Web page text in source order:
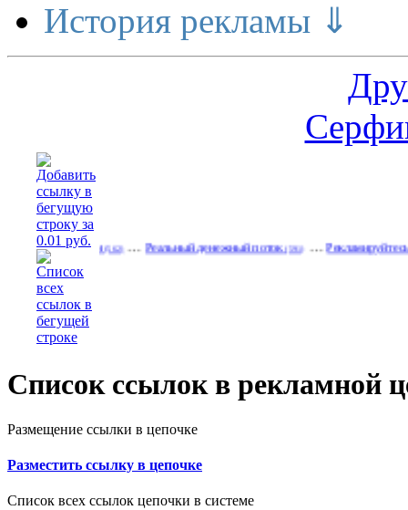
История рекламы ⇓
деньги(562)…Реальный денежный поток(591)…Рекламируйтесь на
Список ссылок в рекламной
Размещение ссылки в цепочке
Разместить ссылку в цепочке
Список всех ссылок цепочки в системе